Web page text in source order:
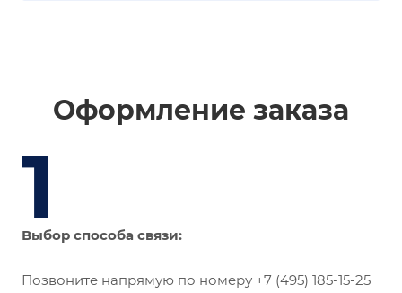
Оформление заказа
1
Выбор способа связи:
Позвоните напрямую по номеру +7 (495) 185-15-25